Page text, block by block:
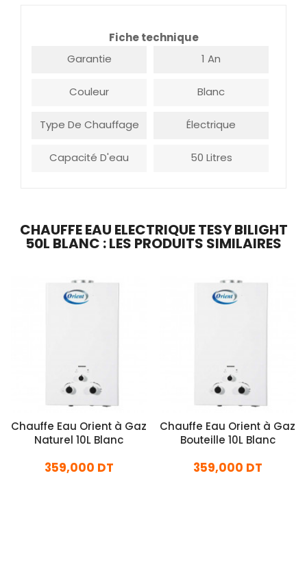
Fiche technique
Garantie
1 An
Couleur Blanc
Type De Chauffage Électrique
Capacité D'eau 50 Litres
CHAUFFE EAU ELECTRIQUE TESY BILIGHT
50L BLANC : LES PRODUITS SIMILAIRES
Chauffe Eau Orient à Gaz
Naturel 10L Blanc
359,000 DT
Chauffe Eau Orient à Gaz
Bouteille 10L Blanc
359,000 DT